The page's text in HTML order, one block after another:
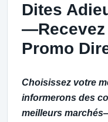
Dites
—Recevez
Promo
Choisissez votre
informerons des
meilleurs